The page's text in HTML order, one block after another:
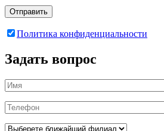
Отправить
Политика конфиденциальности
Задать вопрос